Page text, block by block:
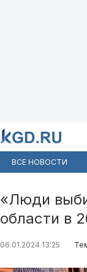
ВСЕ НОВОСТИ
«Люди
области в
06.01.2024 13:25